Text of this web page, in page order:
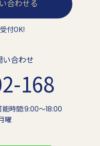
合わせる
付OK!
い合わせ
168
時間:9:00〜18:00
曜